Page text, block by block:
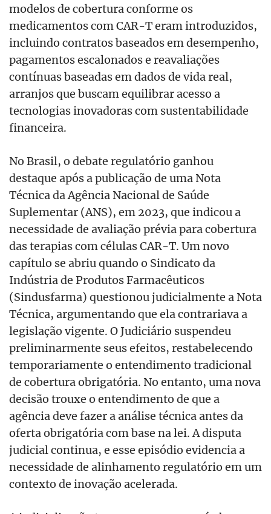
modelos de cobertura conforme os
medicamentos com CAR-T eram introduzidos,
incluindo contratos baseados em desempenho,
pagamentos escalonados e reavaliações
contínuas baseadas em dados de vida real,
arranjos que buscam equilibrar acesso a
tecnologias inovadoras com sustentabilidade
financeira.
No Brasil, o debate regulatório ganhou
destaque após a publicação de uma Nota
Técnica da Agência Nacional de Saúde
Suplementar (ANS), em 2023, que indicou a
necessidade de avaliação prévia para cobertura
das terapias com células CAR-T. Um novo
capítulo se abriu quando o Sindicato da
Indústria de Produtos Farmacêuticos
(Sindusfarma) questionou judicialmente a Nota
Técnica, argumentando que ela contrariava a
legislação vigente. O Judiciário suspendeu
preliminarmente seus efeitos, restabelecendo
temporariamente o entendimento tradicional
de cobertura obrigatória. No entanto, uma nova
decisão trouxe o entendimento de que a
agência deve fazer a análise técnica antes da
oferta obrigatória com base na lei. A disputa
judicial continua, e esse episódio evidencia a
necessidade de alinhamento regulatório em um
contexto de inovação acelerada.